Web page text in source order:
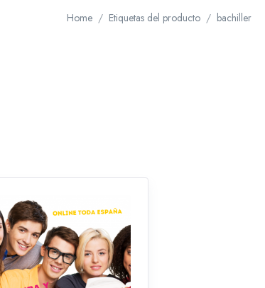
Home Etiquetas del producto bachiller